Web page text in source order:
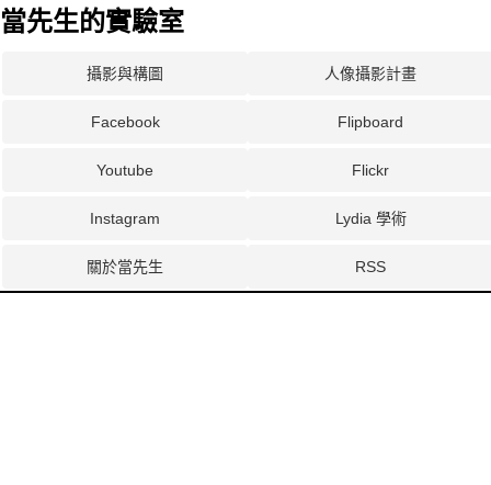
當先生的實驗室
攝影與構圖 人像攝影計畫
Facebook Flipboard
Youtube Flickr
Instagram Lydia 學術
關於當先生 RSS